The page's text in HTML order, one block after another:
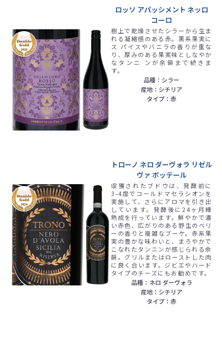
ロッソ アパッシメント ネッロ
コーロ
樹上で乾燥させたシラーから生ま
れる凝縮感のある赤。黒系果実に
ス パイスやバニラの香りが重な
り、厚みのある果実味としなやか
なタンニ ンが余韻まで続きま
す。
品種：シラー
産地：シチリア
タイプ：赤
トローノ ネロ ダーヴォラ リゼル
ヴァ ボッテール
収獲されたブドウは、発酵前に
3-4度でコールドマセラシオンを
実施して、さらにアロマを引き出
しています。発酵後に24ヶ月樽
熟成を行っています。鮮やかで濃
い赤色、広がりのある野生のベリ
ーの香りと複雑なブーケ。赤系果
実の豊かな味わいと、まろやかで
こなれたタンニンが感じられる余
韻。グリルまたはローストした肉
に良く合います。ジビエやハード
タイプのチーズにもお勧めです。
品種：ネロ ダーヴォラ
産地：シチリア
タイプ：赤